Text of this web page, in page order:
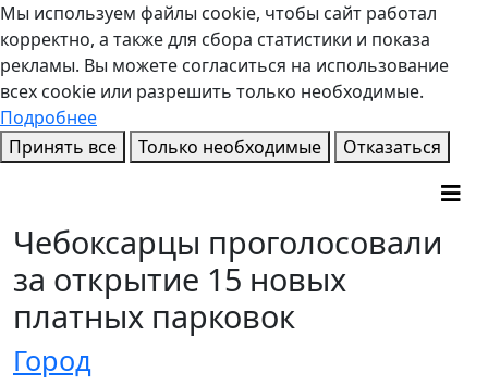
Мы используем файлы cookie, чтобы сайт работал
корректно, а также для сбора статистики и показа
рекламы. Вы можете согласиться на использование
всех cookie или разрешить только необходимые.
Подробнее
Принять все
Только необходимые Отказаться
Чебоксарцы проголосовали
за открытие 15 новых
платных парковок
Город